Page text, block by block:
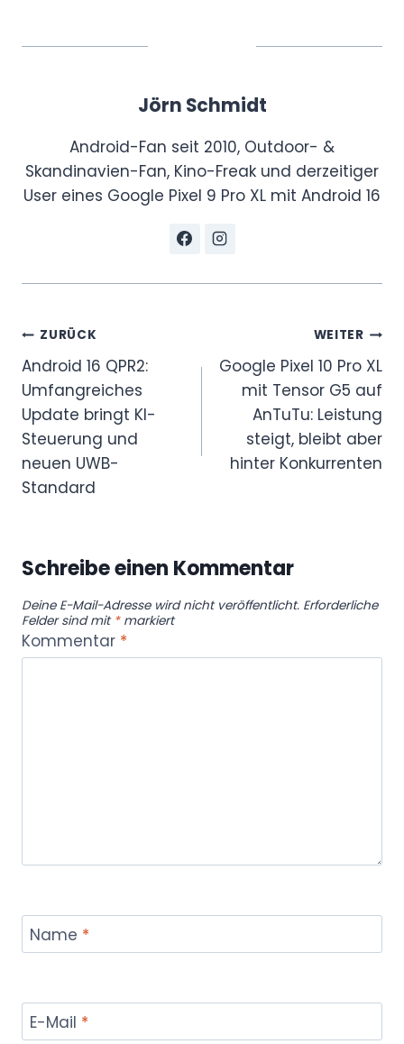
Jörn Schmidt
Android-Fan seit 2010, Outdoor- &
Skandinavien-Fan, Kino-Freak und derzeitiger
User eines Google Pixel 9 Pro XL mit Android 16
Beitragsnavigation
ZURÜCK
Android 16 QPR2:
Umfangreiches
Update bringt KI-
Steuerung und
neuen UWB-
Standard
WEITER
Google Pixel 10 Pro XL
mit Tensor G5 auf
AnTuTu: Leistung
steigt, bleibt aber
hinter Konkurrenten
Schreibe einen Kommentar
Deine E-Mail-Adresse wird nicht veröffentlicht. Erforderliche
Felder sind mit *markiert
Kommentar *
Name *
E-Mail *